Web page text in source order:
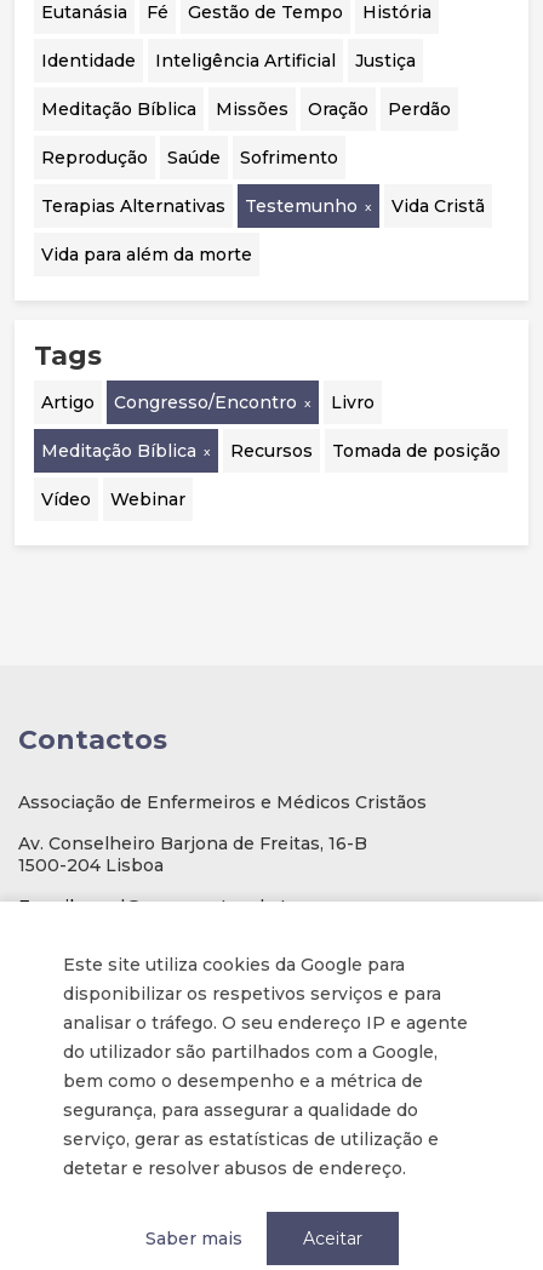
Este site utiliza cookies da Google para
disponibilizar os respetivos serviços e para
analisar o tráfego. O seu endereço IP e agente
do utilizador são partilhados com a Google,
bem como o desempenho e a métrica de
segurança, para assegurar a qualidade do
serviço, gerar as estatísticas de utilização e
detetar e resolver abusos de endereço.
Saber mais Aceitar
Eutanásia Fé Gestão de Tempo História
Identidade Inteligência Artificial Justiça
Meditação Bíblica Missões Oração Perdão
Reprodução Saúde Sofrimento
Terapias Alternativas Testemunho Vida Cristã
Vida para além da morte
Tags
Artigo Congresso/Encontro Livro
Meditação Bíblica Recursos Tomada de posição
Vídeo Webinar
Contactos
Associação de Enfermeiros e Médicos Cristãos
Av. Conselheiro Barjona de Freitas, 16-B
1500-204 Lisboa
E-mail: geral@aemcportugal.pt
(Chamada para a rede fixa nacional)
592006107
Informações
Inscrição na Newsletter
Política de privacidade / Privacy